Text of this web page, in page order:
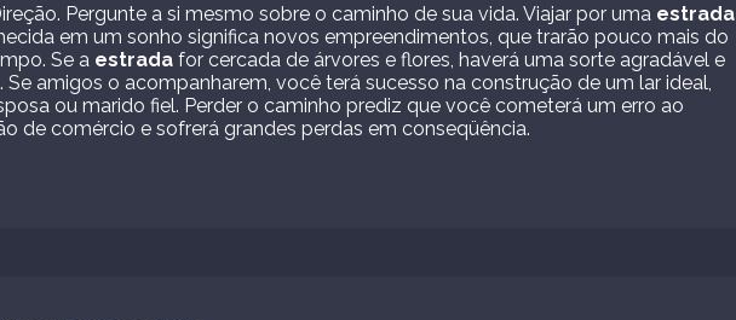
Pergunte a si mesmo sobre o caminho de sua vida. Viajar por uma estrada
em um sonho significa novos empreendimentos, que trarão pouco mais do
Se a estradafor cercada de árvores e flores, haverá uma sorte agradável e
Se amigos o acompanharem, você terá sucesso na construção de um lar ideal,
ou marido fiel. Perder o caminho prediz que você cometerá um erro ao
de comércio e sofrerá grandes perdas em conseqüência.